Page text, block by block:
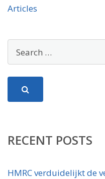
Articles
RECENT POSTS
HMRC verduidelijkt de